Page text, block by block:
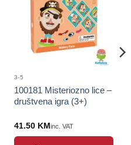
proizvod
3-5
100181 Misteriozno lice –
društvena igra (3+)
41.50 KM inc. VAT